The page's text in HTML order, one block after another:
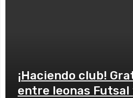
¡Haciendo club!
entre leonas Futsal